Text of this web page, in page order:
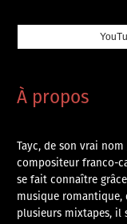
À propos
Tayc, de son vrai
compositeur franco-
se fait connaître
musique romantique,
plusieurs mixtapes, il